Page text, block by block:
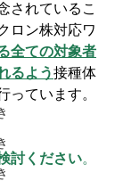
されているこ
ロン株対応ワ
全ての対象者
るよう接種体
っています。
討ください。